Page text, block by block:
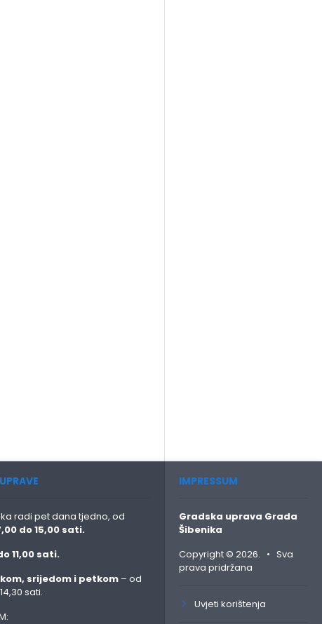
radi pet dana tjedno, od
do 15,00 sati.
11,00 sati.
srijedom i petkom – od
sati.
IMPRESSUM
Gradska uprava Grada
Šibenika
Copyright © 2026. • Sva
prava pridržana
Uvjeti korištenja